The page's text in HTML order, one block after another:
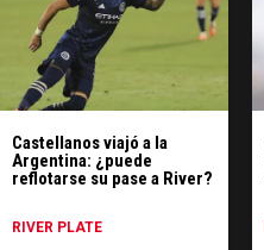
Castellanos viajó a la
Argentina: ¿puede
reflotarse su pase a River?
RIVER PLATE